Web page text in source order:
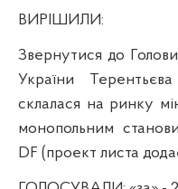
ВИРІШИЛИ:
Звернутися до
України
склалася на ринку
монопольним
DF (проект листа